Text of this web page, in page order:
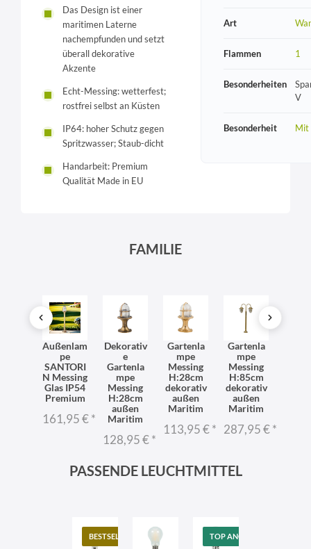
Das Design ist einer
maritimen Laterne
nachempfunden und setzt
überall dekorative
Akzente
Echt-Messing: wetterfest;
rostfrei selbst an Küsten
IP64: hoher Schutz gegen
Spritzwasser; Staub-dicht
Handarbeit: Premium
Qualität Made in EU
Art
Flammen 1
Besonderheiten
V
Besonderheit Mit
FAMILIE
Außenlam
pe
SANTORI
N Messing
Glas IP54
Premium
161,95 €*
Dekorativ
e
Gartenla
mpe
Messing
H:28cm
außen
Maritim
128,95 €*
Gartenla
mpe
Messing
H:28cm
dekorativ
außen
Maritim
113,95 €*
Gartenla
mpe
Messing
H:85cm
dekorativ
außen
Maritim
287,95 €*
PASSENDE LEUCHTMITTEL
BESTSELLER TOP ANGEBOT